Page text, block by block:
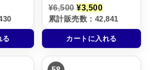
る
¥6,500 元
の
価
格
は
¥
¥3,500現
在
の
価
格
は
累計販売数：42,841
カートに入れる